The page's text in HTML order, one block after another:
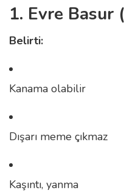
1. Evre Basur
Belirti:
Kanama olabilir
Dışarı meme çıkmaz
Kaşıntı, yanma